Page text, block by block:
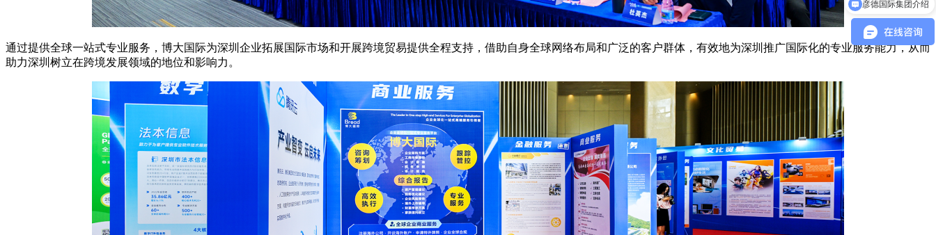
通过提供全球一站式专业服务，博大国际为深圳企业拓展国际市场和开展跨境贸易提供全程支持，借助自身全球网络布局和广泛的客户群体，有效地为深圳推广国际化的专业服务能力，从而
助力深圳树立在跨境发展领域的地位和影响力。
我们如何帮助您的拓展业务?